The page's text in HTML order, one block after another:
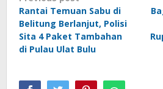
navigation
Rantai Temuan Sabu di
Belitung Berlanjut, Polisi
Sita 4 Paket Tambahan
di Pulau Ulat Bulu